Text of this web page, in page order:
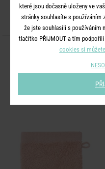
FABULOUS
Žínka 15 x 21 cm - tm. šedá
které jsou dočasně uloženy ve
stránky souhlasíte s používáním
že jste souhlasili s používáním
tlačítko PŘIJMOUT a tím
cookies si